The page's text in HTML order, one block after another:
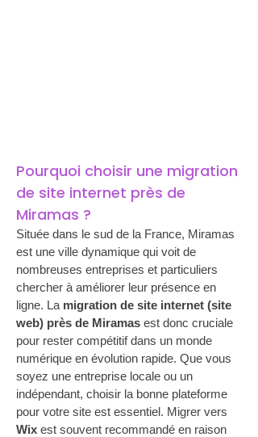
Pourquoi choisir une migration
de site internet près de
Miramas ?
Située dans le sud de la France, Miramas
est une ville dynamique qui voit de
nombreuses entreprises et particuliers
chercher à améliorer leur présence en
ligne. La migration de site internet (site
web) près de Miramas est donc cruciale
pour rester compétitif dans un monde
numérique en évolution rapide. Que vous
soyez une entreprise locale ou un
indépendant, choisir la bonne plateforme
pour votre site est essentiel. Migrer vers
Wix est souvent recommandé en raison